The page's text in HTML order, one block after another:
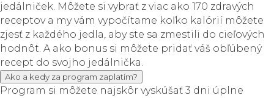
jedálniček. Môžete si vybrať z viac ako 170 zdravých
receptov a my vám vypočítame koľko kalórií môžete
zjesť z každého jedla, aby ste sa zmestili do cieľových
hodnôt. A ako bonus si môžete pridať váš obľúbený
recept do svojho jedálnička.
Ako a kedy za program zaplatím?
Program si môžete najskôr vyskúšať 3 dni úplne